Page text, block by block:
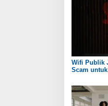
Wifi Publik
Scam